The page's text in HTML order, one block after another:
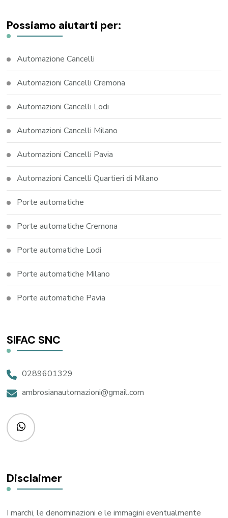
Possiamo aiutarti per:
Automazione Cancelli
Automazioni Cancelli Cremona
Automazioni Cancelli Lodi
Automazioni Cancelli Milano
Automazioni Cancelli Pavia
Automazioni Cancelli Quartieri di Milano
Porte automatiche
Porte automatiche Cremona
Porte automatiche Lodi
Porte automatiche Milano
Porte automatiche Pavia
SIFAC SNC
0289601329
ambrosianautomazioni@gmail.com
Disclaimer
I marchi, le denominazioni e le immagini eventualmente